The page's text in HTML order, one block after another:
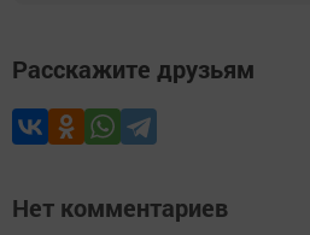
Расскажите друзьям
Нет комментариев